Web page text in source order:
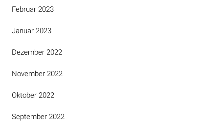
Februar 2023
Januar 2023
Dezember 2022
November 2022
Oktober 2022
September 2022